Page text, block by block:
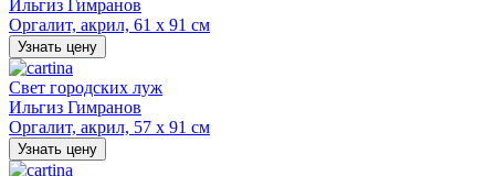
Ильгиз Гимранов
Оргалит, акрил, 61 х 91 см
Узнать цену
Свет городских луж
Ильгиз Гимранов
Оргалит, акрил, 57 х 91 см
Узнать цену